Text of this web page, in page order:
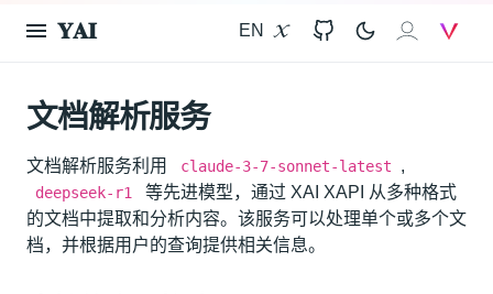
𝐘𝐀𝐈 EN GitHub 𝐗𝐀𝐈
文档解析服务
文档解析服务利用 claude-3-7-sonnet-latest ,
deepseek-r1
等先进模型，通过 XAI XAPI 从多种格式
的文档中提取和分析内容。该服务可以处理单个或多个文
档，并根据用户的查询提供相关信息。